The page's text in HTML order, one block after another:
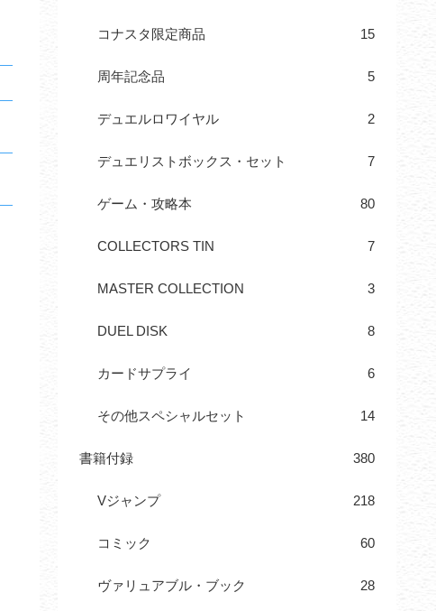
コナスタ限定商品 15
周年記念品 5
デュエルロワイヤル 2
デュエリストボックス・セット 7
ゲーム・攻略本 80
COLLECTORS TIN 7
MASTER COLLECTION 3
DUEL DISK 8
カードサプライ 6
その他スペシャルセット 14
書籍付録 380
Vジャンプ 218
コミック 60
ヴァリュアブル・ブック 28